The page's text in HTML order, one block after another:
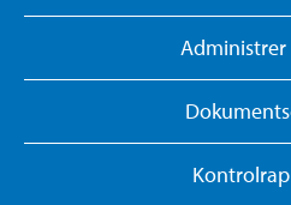
Administrer